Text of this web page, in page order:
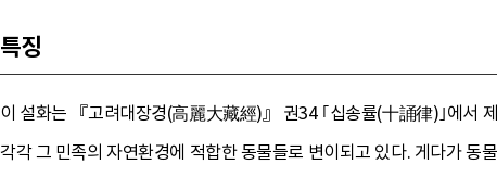
특징
이 설화는 『고려대장경(高麗大藏經)』 권34 ｢십송률(十誦律)｣에서
각각 그 민족의 자연환경에 적합한 동물들로 변이되고 있다. 게다가